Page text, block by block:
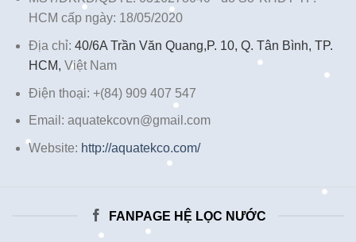
HCM cấp ngày: 18/05/2020
Địa chỉ: 40/6A Trần Văn Quang,P. 10, Q. Tân Bình, TP.
HCM, Việt Nam
Điện thoại: +(84) 909 407 547
Email: aquatekcovn@gmail.com
Website: http://aquatekco.com/
FANPAGE HỆ LỌC NƯỚC